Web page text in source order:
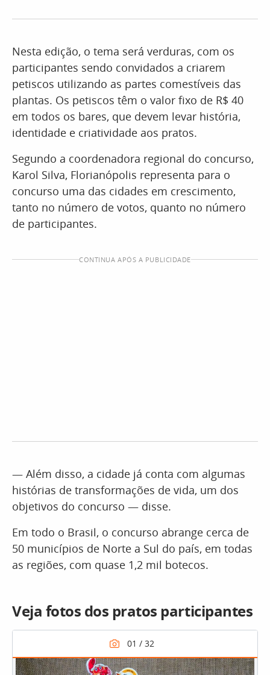
Nesta edição, o tema será verduras, com os
participantes sendo convidados a criarem
petiscos utilizando as partes comestíveis das
plantas. Os petiscos têm o valor fixo de R$ 40
em todos os bares, que devem levar história,
identidade e criatividade aos pratos.
Segundo a coordenadora regional do concurso,
Karol Silva, Florianópolis representa para o
concurso uma das cidades em crescimento,
tanto no número de votos, quanto no número
de participantes.
CONTINUA APÓS A PUBLICIDADE
— Além disso, a cidade já conta com algumas
histórias de transformações de vida, um dos
objetivos do concurso — disse.
Em todo o Brasil, o concurso abrange cerca de
50 municípios de Norte a Sul do país, em todas
as regiões, com quase 1,2 mil botecos.
Veja fotos dos pratos participantes